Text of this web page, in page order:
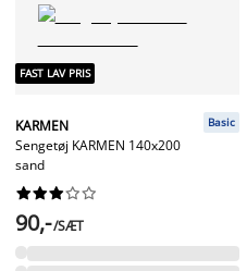
FAST LAV PRIS
KARMEN
Sengetøj KARMEN 140x200
sand
Basic






90,-/SÆT